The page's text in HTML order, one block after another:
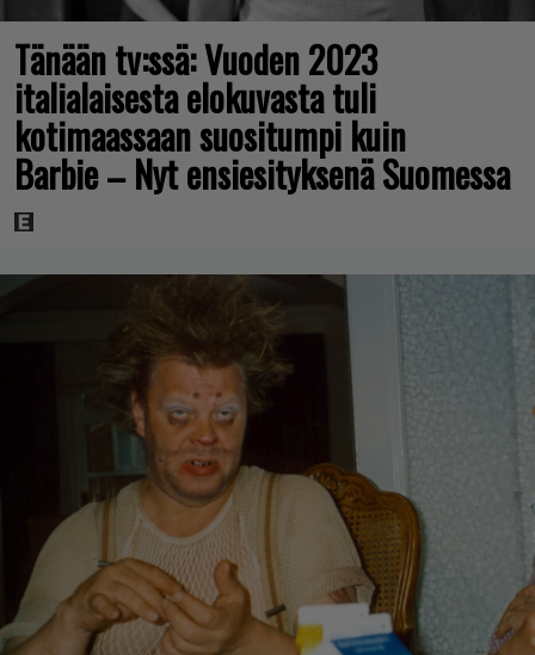
Tänään tv:ssä: Vuoden 2023
italialaisesta elokuvasta tuli
kotimaassaan suositumpi kuin
Barbie – Nyt ensiesityksenä Suomessa